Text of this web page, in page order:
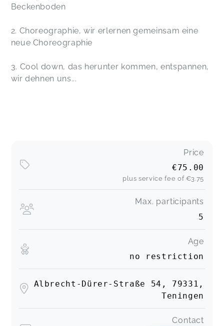
Beckenboden
2. Choreographie, wir erlernen gemeinsam eine
neue Choreographie
3. Cool down, das herunter kommen, entspannen,
wir dehnen uns...
Price
€75.00
plus service fee of €3.75
Max. participants
5
Age
no restriction
Albrecht-Dürer-Straße 54, 79331,
Teningen
Contact